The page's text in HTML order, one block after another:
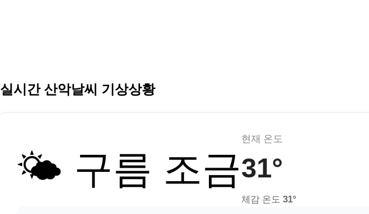
실시간 산악날씨 기상상황
🌤️ 구름 조금
현재 온도
31°
체감 온도 31°